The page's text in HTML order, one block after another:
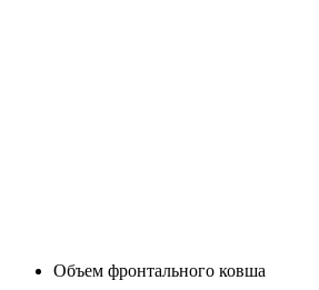
Объем фронтального ковша